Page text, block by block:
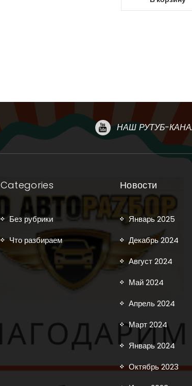
НАШ РУТУБ-
Categories
Без рубрики
Что разбираем
Новости
Январь 2025
Декабрь 2024
Август 2024
Май 2024
Апрель 2024
Март 2024
Январь 2024
Октябрь 2023